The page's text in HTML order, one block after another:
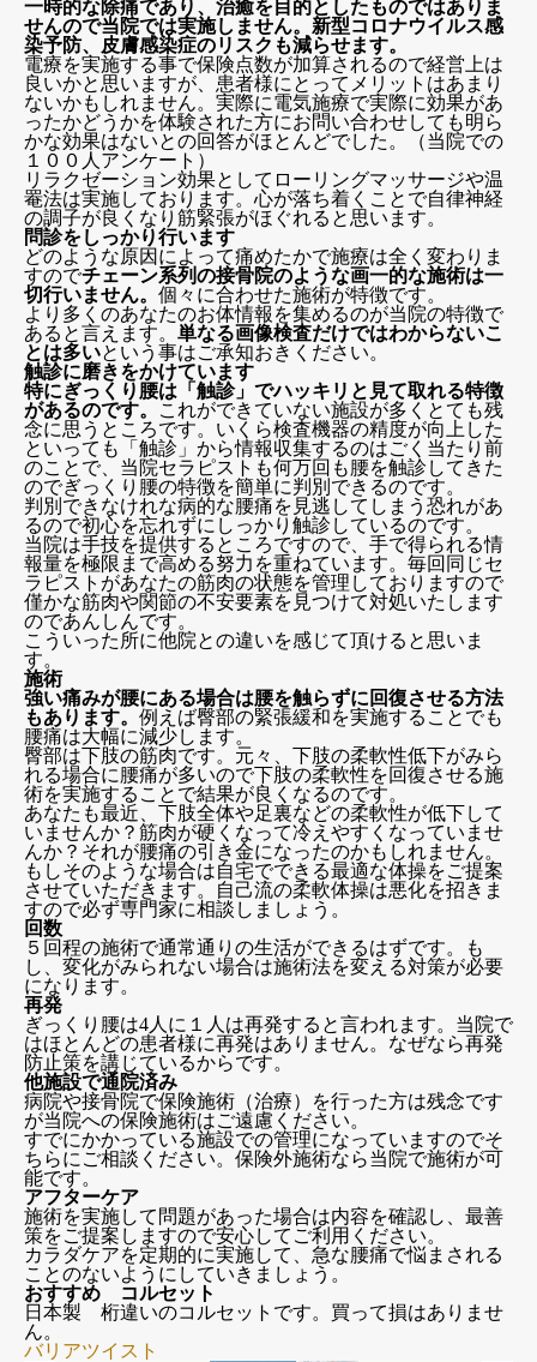
一時的な除痛であり、治癒を目的としたものではありま
せんので当院では実施しません。新型コロナウイルス感
染予防、皮膚感染症のリスクも減らせます。
電療を実施する事で保険点数が加算されるので経営上は
良いかと思いますが、患者様にとってメリットはあまり
ないかもしれません。実際に電気施療で実際に効果があ
ったかどうかを体験された方にお問い合わせしても明ら
かな効果はないとの回答がほとんどでした。（当院での
１００人アンケート）
リラクゼーション効果としてローリングマッサージや温
罨法は実施しております。心が落ち着くことで自律神経
の調子が良くなり筋緊張がほぐれると思います。
問診をしっかり行います
どのような原因によって痛めたかで施療は全く変わりま
すのでチェーン系列の接骨院のような画一的な施術は一
切行いません。 個々に合わせた施術が特徴です。
より多くのあなたのお体情報を集めるのが当院の特徴で
あると言えます。 単なる画像検査だけではわからないこ
とは多いという事はご承知おきください。
触診に磨きをかけています
特にぎっくり腰は「触診」でハッキリと見て取れる特徴
があるのです。
これができていない施設が多くとても残
念に思うところです。いくら検査機器の精度が向上した
といっても「触診」から情報収集するのはごく当たり前
のことで、当院セラピストも何万回も腰を触診してきた
のでぎっくり腰の特徴を簡単に判別できるのです。
判別できなけれな病的な腰痛を見逃してしまう恐れがあ
るので初心を忘れずにしっかり触診しているのです。
当院は手技を提供するところですので、手で得られる情
報量を極限まで高める努力を重ねています。毎回同じセ
ラピストがあなたの筋肉の状態を管理しておりますので
僅かな筋肉や関節の不安要素を見つけて対処いたします
のであんしんです。
こういった所に他院との違いを感じて頂けると思いま
す。
施術
強い痛みが腰にある場合は腰を触らずに回復させる方法
もあります。 例えば臀部の緊張緩和を実施することでも
腰痛は大幅に減少します。
臀部は下肢の筋肉です。元々、下肢の柔軟性低下がみら
れる場合に腰痛が多いので下肢の柔軟性を回復させる施
術を実施することで結果が良くなるのです。
あなたも最近、下肢全体や足裏などの柔軟性が低下して
いませんか？筋肉が硬くなって冷えやすくなっていませ
んか？それが腰痛の引き金になったのかもしれません。
もしそのような場合は自宅でできる最適な体操をご提案
させていただきます。自己流の柔軟体操は悪化を招きま
すので必ず専門家に相談しましょう。
回数
５回程の施術で通常通りの生活ができるはずです。も
し、変化がみられない場合は施術法を変える対策が必要
になります。
再発
ぎっくり腰は4人に１人は再発すると言われます。当院で
はほとんどの患者様に再発はありません。なぜなら再発
防止策を講じているからです。
他施設で通院済み
病院や接骨院で保険施術（治療）を行った方は残念です
が当院への保険施術はご遠慮ください。
すでにかかっている施設での管理になっていますのでそ
ちらにご相談ください。保険外施術なら当院で施術が可
能です。
アフターケア
施術を実施して問題があった場合は内容を確認し、最善
策をご提案しますので安心してご利用ください。
カラダケアを定期的に実施して、急な腰痛で悩まされる
ことのないようにしていきましょう。
おすすめ コルセット
日本製 桁違いのコルセットです。買って損はありませ
ん。
バリアツイスト